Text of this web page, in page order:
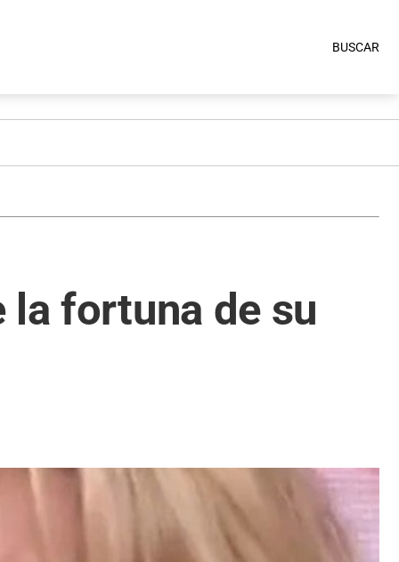
BUSCAR
la fortuna de su